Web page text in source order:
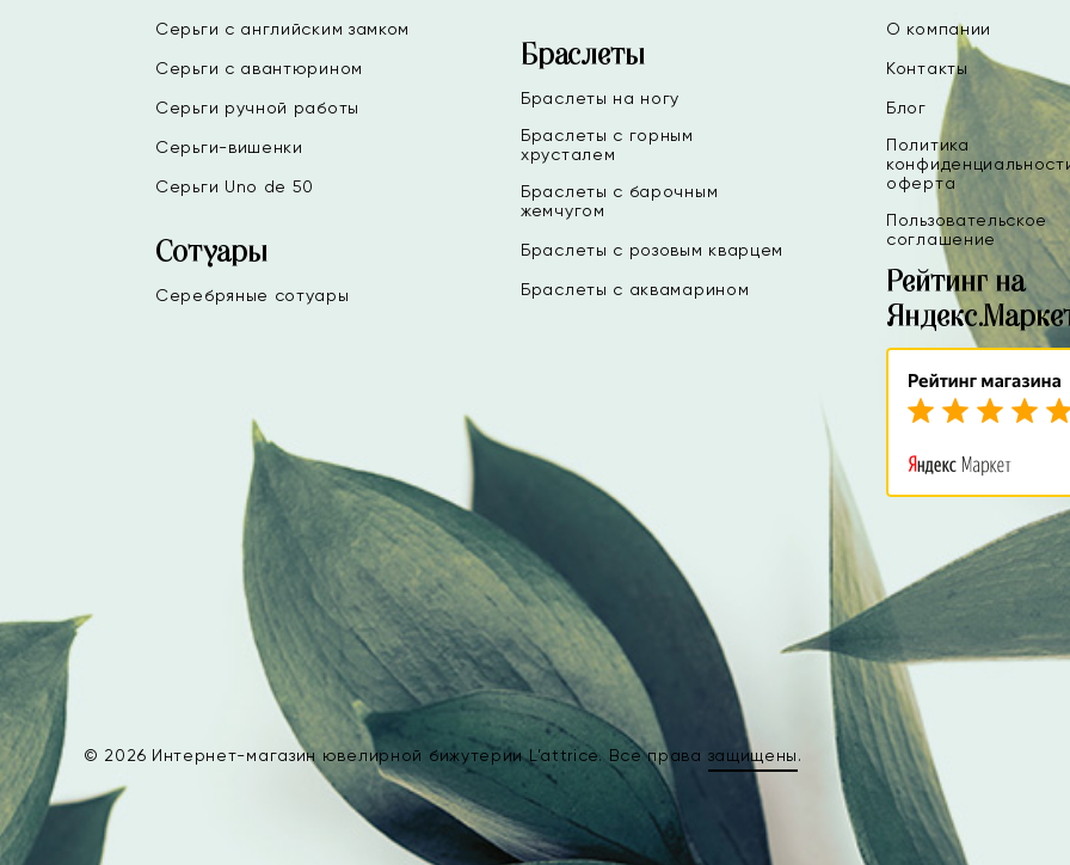
Серьги с английским замком
Серьги с авантюрином
Серьги ручной работы
Серьги-вишенки
Серьги Uno de 50
Сотуары
Серебряные сотуары
Браслеты
Браслеты на ногу
Браслеты с горным
хрусталем
Браслеты с барочным
жемчугом
Браслеты с розовым кварцем
Браслеты с аквамарином
О компании
Контакты
Блог
Политика
оферта
Пользовательское
соглашение
Рейтинг на
© 2026 Интернет-магазин ювелирной бижутерии L’attrice. Все права защищены.